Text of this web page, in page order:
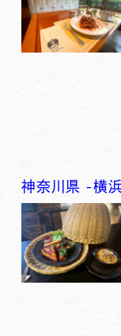
神奈川県 -横